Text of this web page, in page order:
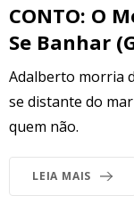
CONTO: O
Se Banhar
Adalberto morria
se distante do
quem não.
LEIA MAIS